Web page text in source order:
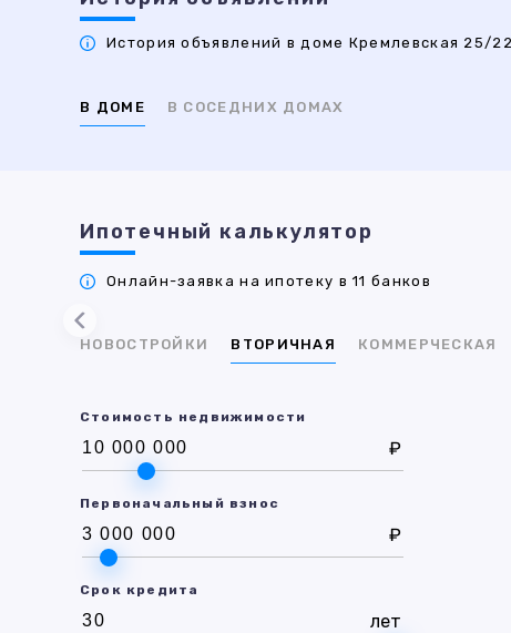
История объявлений в доме Кремлевская 25/
В ДОМЕ В СОСЕДНИХ ДОМАХ
Ипотечный калькулятор
Онлайн-заявка на ипотеку в 11 банков
НОВОСТРОЙКИ ВТОРИЧНАЯ КОММЕРЧЕСКАЯ
Стоимость недвижимости
₽
Первоначальный взнос
₽
Срок кредита
лет